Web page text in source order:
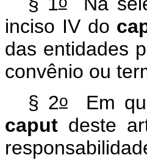
inciso IV do
das entidades
convênio ou
§ 2oEm
caput deste